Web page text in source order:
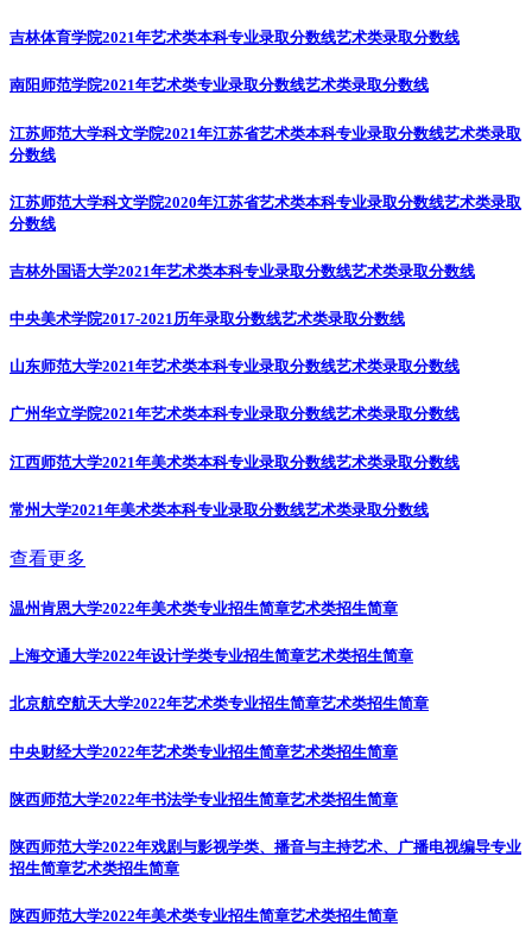
吉林体育学院2021年艺术类本科专业录取分数线艺术类录取分数线
南阳师范学院2021年艺术类专业录取分数线艺术类录取分数线
江苏师范大学科文学院2021年江苏省艺术类本科专业录取分数线艺术类录取
分数线
江苏师范大学科文学院2020年江苏省艺术类本科专业录取分数线艺术类录取
分数线
吉林外国语大学2021年艺术类本科专业录取分数线艺术类录取分数线
中央美术学院2017-2021历年录取分数线艺术类录取分数线
山东师范大学2021年艺术类本科专业录取分数线艺术类录取分数线
广州华立学院2021年艺术类本科专业录取分数线艺术类录取分数线
江西师范大学2021年美术类本科专业录取分数线艺术类录取分数线
常州大学2021年美术类本科专业录取分数线艺术类录取分数线
查看更多
温州肯恩大学2022年美术类专业招生简章艺术类招生简章
上海交通大学2022年设计学类专业招生简章艺术类招生简章
北京航空航天大学2022年艺术类专业招生简章艺术类招生简章
中央财经大学2022年艺术类专业招生简章艺术类招生简章
陕西师范大学2022年书法学专业招生简章艺术类招生简章
陕西师范大学2022年戏剧与影视学类、播音与主持艺术、广播电视编导专业
招生简章艺术类招生简章
陕西师范大学2022年美术类专业招生简章艺术类招生简章